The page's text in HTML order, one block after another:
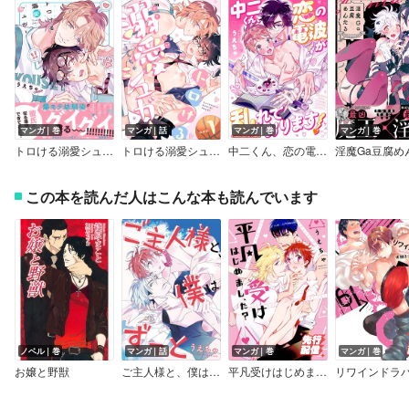
マンガ｜巻
トロける溺愛シュガー【単行本版】【電子限定特典付き】
マンガ｜話
トロける溺愛シュガー
マンガ｜巻
中二くん、恋の電波が乱れております！【単行本】
マンガ｜巻
この本を読んだ人はこんな本も読んでいます
ノベル｜巻
お嬢と野獣
マンガ｜話
ご主人様と、僕はずっと
マンガ｜巻
平凡受けはじめまし、た？【コミックス版】
マンガ｜巻